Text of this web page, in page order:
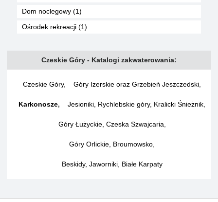
Dom noclegowy (1)
Ośrodek rekreacji (1)
Czeskie Góry - Katalogi zakwaterowania:
Czeskie Góry, Góry Izerskie oraz Grzebień Jeszczedski
Karkonosze, Jesioniki, Rychlebskie góry, Kralicki Śnieżnik
Góry Łużyckie, Czeska Szwajcaria
Góry Orlickie, Broumowsko
Beskidy, Jaworniki, Białe Karpaty